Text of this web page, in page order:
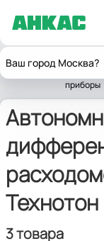
Ваш город Москва?
Главная
приборы
Технотон
3 товара